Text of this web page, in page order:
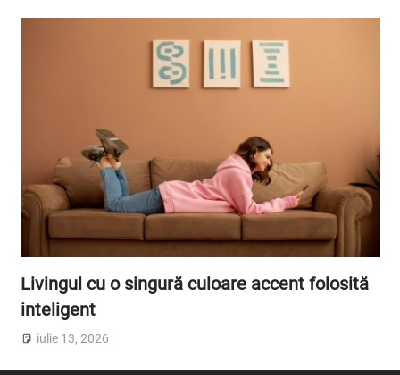
Livingul cu o singură culoare accent folosită
inteligent
iulie 13, 2026